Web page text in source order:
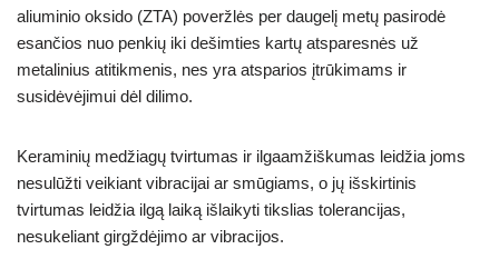
aliuminio oksido (ZTA) poveržlės per daugelį metų pasirodė
esančios nuo penkių iki dešimties kartų atsparesnės už
metalinius atitikmenis, nes yra atsparios įtrūkimams ir
susidėvėjimui dėl dilimo.
Keraminių medžiagų tvirtumas ir ilgaamžiškumas leidžia joms
nesulūžti veikiant vibracijai ar smūgiams, o jų išskirtinis
tvirtumas leidžia ilgą laiką išlaikyti tikslias tolerancijas,
nesukeliant girgždėjimo ar vibracijos.